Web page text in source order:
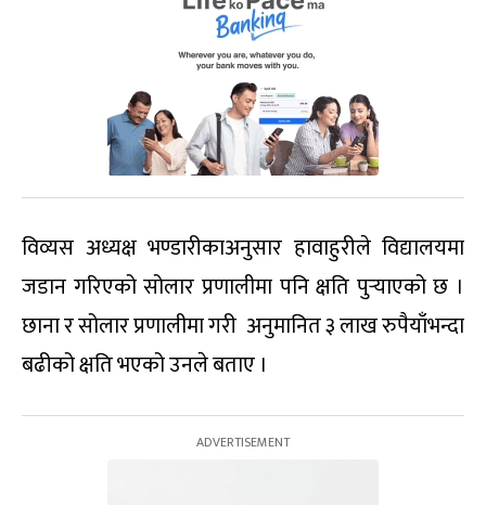
विव्यस अध्यक्ष भण्डारीकाअनुसार हावाहुरीले विद्यालयमा
जडान गरिएको सोलार प्रणालीमा पनि क्षति पुर्‍याएको छ ।
छाना र सोलार प्रणालीमा गरी अनुमानित ३ लाख रुपैयाँभन्दा
बढीको क्षति भएको उनले बताए ।